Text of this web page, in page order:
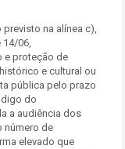
na alínea c),
14/06,
e proteção de
e cultural ou
pública pelo prazo
do
a audiência dos
número de
elevado que